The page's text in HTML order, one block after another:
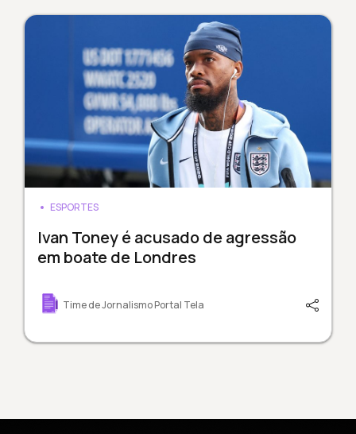
ESPORTES
Ivan Toney é acusado de agressão
em boate de Londres
Time de Jornalismo Portal Tela